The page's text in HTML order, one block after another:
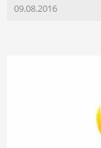
09.08.2016